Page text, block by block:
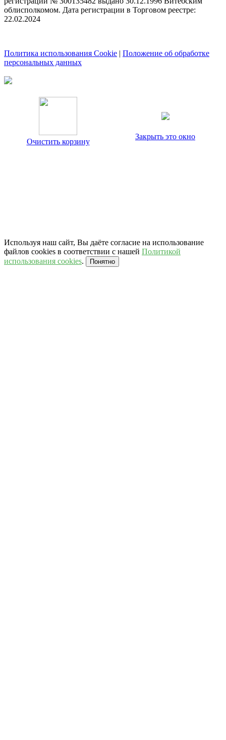
облисполкомом. Дата регистрации в Торговом реестре:
22.02.2024
Политика использования Cookie | Положение об обработке
персональных данных
Очистить корзину
Закрыть это окно
Используя наш сайт, Вы даёте согласие на использование
файлов cookies в соответствии с нашей Политикой
использования cookies. Понятно